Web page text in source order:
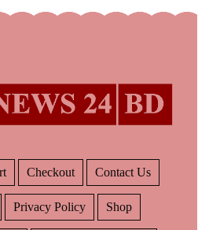
Checkout Contact Us
Privacy Policy Shop